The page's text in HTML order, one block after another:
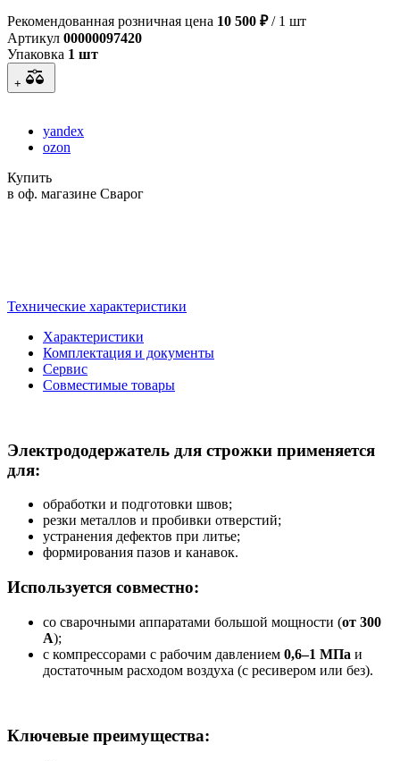
Рекомендованная розничная цена 10 500 ₽/ 1 шт
Артикул 00000097420
Упаковка 1 шт
+
yandex
ozon
Купить
в оф. магазине Сварог
Технические характеристики
Характеристики
Комплектация и документы
Сервис
Совместимые товары
Электрододержатель для строжки применяется
для:
обработки и подготовки швов;
резки металлов и пробивки отверстий;
устранения дефектов при литье;
формирования пазов и канавок.
Используется совместно:
со сварочными аппаратами большой мощности (от 300
А);
с компрессорами с рабочим давлением 0,6–1 МПа и
достаточным расходом воздуха (с ресивером или без).
Ключевые преимущества: